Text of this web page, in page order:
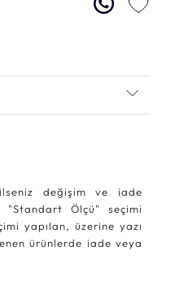
değişim ve iade
"Standart Ölçü" seçimi
yapılan, üzerine yazı
ürünlerde iade veya